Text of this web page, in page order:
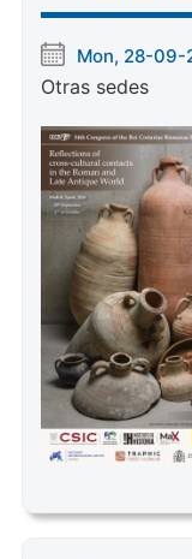
Mon, 28-09-
Otras sedes